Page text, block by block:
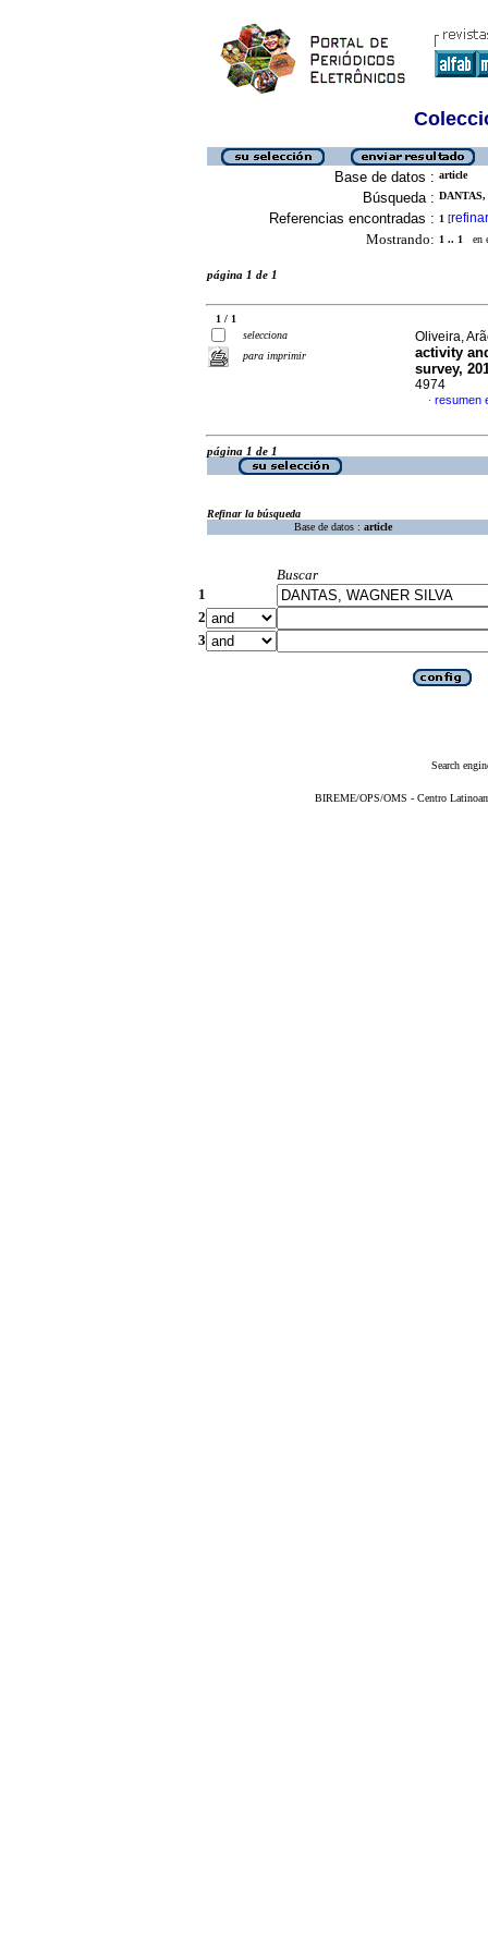
Base de datos : article
Búsqueda :
Referencias encontradas : 1 [refinar
Mostrando: 1 .. 1 en
página 1 de 1
1 / 1
selecciona
para imprimir
Oliveira,
activity
survey,
4974
· resumen
página 1 de 1
Refinar la búsqueda
Base de datos : article
Buscar
1
2
3
Search
BIREME/OPS/OMS - Centro